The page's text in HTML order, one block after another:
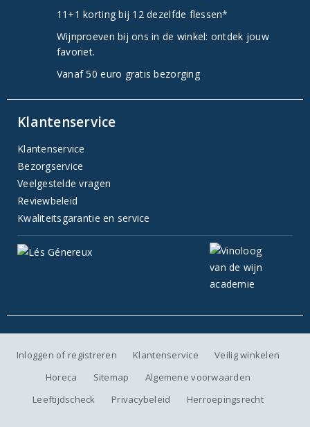
11+1 korting bij 12 dezelfde flessen*
Wijnproeven bij ons in de winkel: ontdek jouw
favoriet.
Vanaf 50 euro gratis bezorging
Klantenservice
Klantenservice
Bezorgservice
Veelgestelde vragen
Reviewbeleid
Kwaliteitsgarantie en service
Inloggen of registreren Klantenservice
Veilig winkelen
Horeca
Sitemap
Algemene voorwaarden
Leeftijdscheck
Privacybeleid Herroepingsrecht